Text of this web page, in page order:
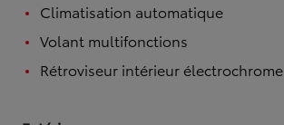
Climatisation automatique
Volant multifonctions
Rétroviseur intérieur électrochrome